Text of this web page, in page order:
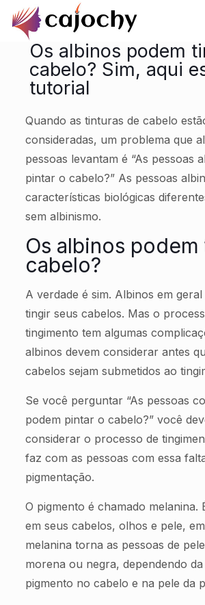
Os albinos podem
cabelo? Sim, aqui
tutorial
Quando as tinturas de cabelo
consideradas, um problema que
pessoas levantam é “As pessoas
pintar o cabelo?” As pessoas
características biológicas
sem albinismo.
Os albinos
cabelo?
A verdade é sim. Albinos em
tingir seus cabelos. Mas o
tingimento tem algumas
albinos devem considerar antes
cabelos sejam submetidos ao
Se você perguntar “As pessoas
podem pintar o cabelo?” você
considerar o processo de
faz com as pessoas com essa
pigmentação.
O pigmento é chamado melanina.
em seus cabelos, olhos e pele,
melanina torna as pessoas de
morena ou negra, dependendo da
pigmento no cabelo e na pele da